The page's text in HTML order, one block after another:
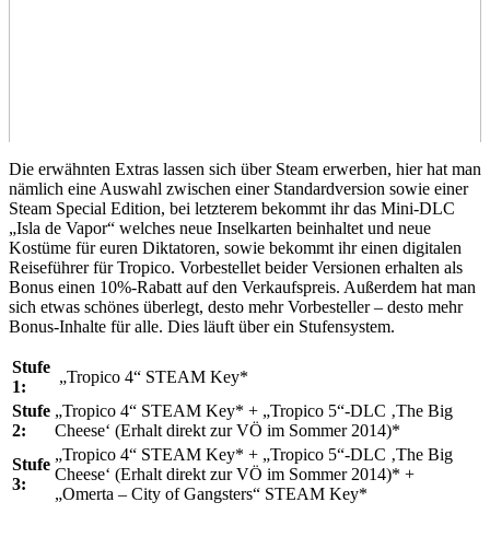
Die erwähnten Extras lassen sich über Steam erwerben, hier hat man
nämlich eine Auswahl zwischen einer Standardversion sowie einer
Steam Special Edition, bei letzterem bekommt ihr das Mini-DLC
„Isla de Vapor“ welches neue Inselkarten beinhaltet und neue
Kostüme für euren Diktatoren, sowie bekommt ihr einen digitalen
Reiseführer für Tropico. Vorbestellet beider Versionen erhalten als
Bonus einen 10%-Rabatt auf den Verkaufspreis. Außerdem hat man
sich etwas schönes überlegt, desto mehr Vorbesteller – desto mehr
Bonus-Inhalte für alle. Dies läuft über ein Stufensystem.
Stufe
1:
„Tropico 4“ STEAM Key*
Stufe
2:
„Tropico 4“ STEAM Key* + „Tropico 5“-DLC ‚The Big
Cheese‘ (Erhalt direkt zur VÖ im Sommer 2014)*
Stufe
3:
„Tropico 4“ STEAM Key* + „Tropico 5“-DLC ‚The Big
Cheese‘ (Erhalt direkt zur VÖ im Sommer 2014)* +
„Omerta – City of Gangsters“ STEAM Key*